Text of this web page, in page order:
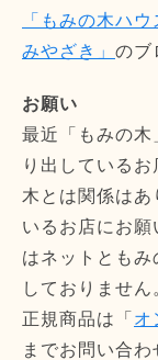
「もみの木ハウ
みやざき」 のブ
お願い
最近「もみの木
り出している
木とは関係は
いるお店にお
はネットとも
しておりません
正規商品は「 オ
までお問い合わ